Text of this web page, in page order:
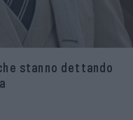
stanno dettando